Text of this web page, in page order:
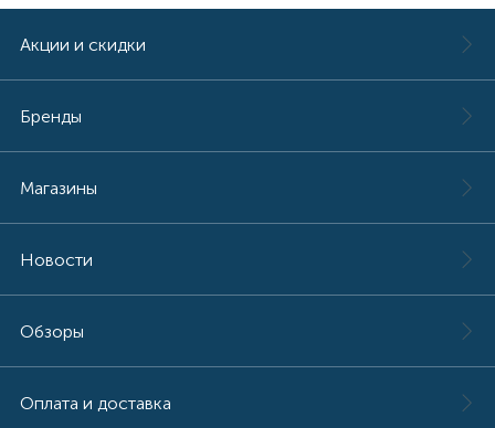
Акции и скидки
Бренды
Магазины
Новости
Обзоры
Оплата и доставка